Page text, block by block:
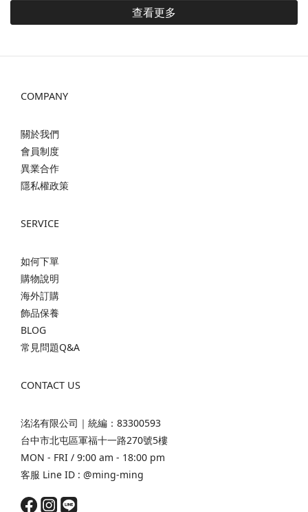
查看更多
COMPANY
關於我們
會員制度
異業合作
隱私權政策
SERVICE
如何下單
購物說明
海外訂購
飾品保養
BLOG
常見問題Q&A
CONTACT US
洺洺有限公司｜統編：83300593
台中市北屯區軍福十一路270號5樓
MON - FRI / 9:00 am - 18:00 pm
客服 Line ID : @ming-ming